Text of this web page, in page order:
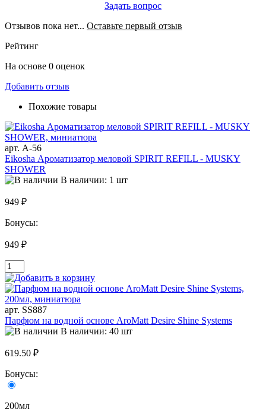
Задать вопрос
Отзывов пока нет... Оставьте первый отзыв
Рейтинг
На основе 0 оценок
Добавить отзыв
Похожие товары
арт. A-56
Eikosha Ароматизатор меловой SPIRIT REFILL - MUSKY
SHOWER
В наличии: 1 шт
949 ₽
Бонусы:
949 ₽
арт. SS887
Парфюм на водной основе AroMatt Desire Shine Systems
В наличии: 40 шт
619.50 ₽
Бонусы:
200мл